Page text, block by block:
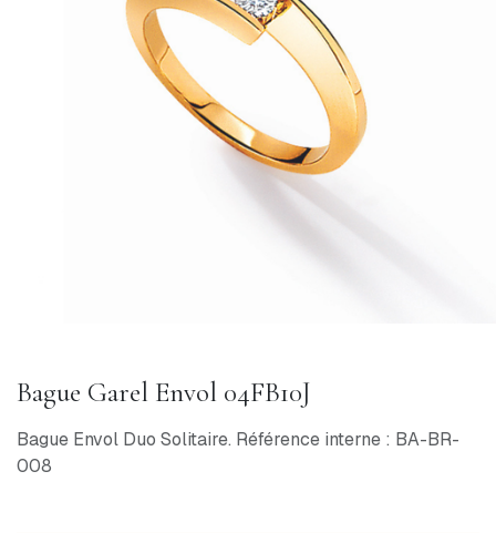
Bague Garel Envol 04FB10J
Bague Envol Duo Solitaire. Référence interne : BA-BR-
008